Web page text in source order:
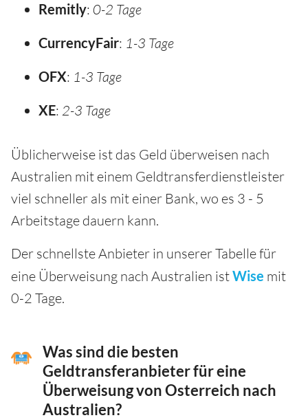
Remitly: 0-2 Tage
CurrencyFair: 1-3 Tage
OFX: 1-3 Tage
XE: 2-3 Tage
Üblicherweise ist das Geld überweisen nach
Australien mit einem Geldtransferdienstleister
viel schneller als mit einer Bank, wo es 3 - 5
Arbeitstage dauern kann.
Der schnellste Anbieter in unserer Tabelle für
eine Überweisung nach Australien istWise mit
0-2 Tage.
Was sind die besten
Geldtransferanbieter für eine
Überweisung von Osterreich nach
Australien?